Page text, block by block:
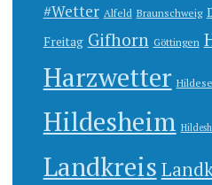
#Wetter Alfeld Braunschweig
Freitag Gifhorn Göttingen
Harzwetter
Hildesheim
Landkreis